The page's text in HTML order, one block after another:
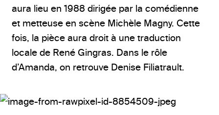
aura lieu en 1988 dirigée par la comédienne
et metteuse en scène Michèle Magny. Cette
fois, la pièce aura droit à une traduction
locale de René Gingras. Dans le rôle
d’Amanda, on retrouve Denise Filiatrault.